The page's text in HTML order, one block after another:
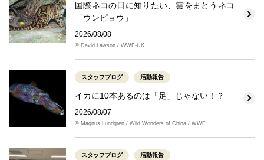
国際ネコの日に知りたい、雲をまとうネコ
「ウンピョウ」
2026/08/08
© David Lawson / WWF-UK
スタッフブログ 活動報告
イカに10本あるのは「足」じゃない！？
2026/08/07
© Magnus Lundgren / Wild Wonders of China / WWF
スタッフブログ 活動報告